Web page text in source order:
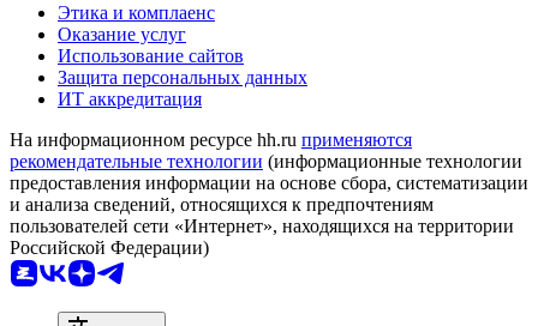
Этика и комплаенс
Оказание услуг
Использование сайтов
Защита персональных данных
ИТ аккредитация
На информационном ресурсе hh.ru применяются
рекомендательные технологии (информационные технологии
предоставления информации на основе сбора, систематизации
и анализа сведений, относящихся к предпочтениям
пользователей сети «Интернет», находящихся на территории
Российской Федерации)